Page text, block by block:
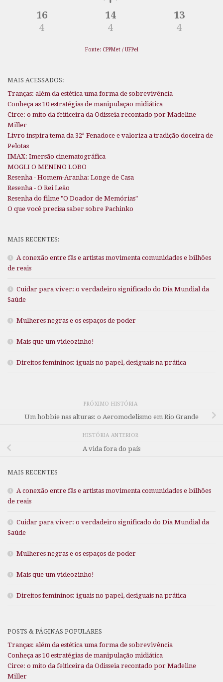
16
4
14
4
13
4
Fonte: CPPMet / UFPel
MAIS ACESSADOS:
Tranças: além da estética uma forma de sobrevivência
Conheça as 10 estratégias de manipulação midiática
Circe: o mito da feiticeira da Odisseia recontado por Madeline
Miller
Livro inspira tema da 32ª Fenadoce e valoriza a tradição doceira de
Pelotas
IMAX: Imersão cinematográfica
MOGLI O MENINO LOBO
Resenha - Homem-Aranha: Longe de Casa
Resenha - O Rei Leão
Resenha do filme "O Doador de Memórias"
O que você precisa saber sobre Pachinko
MAIS RECENTES:
A conexão entre fãs e artistas movimenta comunidades e bilhões
de reais
Cuidar para viver: o verdadeiro significado do Dia Mundial da
Saúde
Mulheres negras e os espaços de poder
Mais que um videozinho!
Direitos femininos: iguais no papel, desiguais na prática
PRÓXIMO HISTÓRIA
Um hobbie nas alturas: o Aeromodelismo em Rio Grande
HISTÓRIA ANTERIOR
A vida fora do país
MAIS RECENTES
A conexão entre fãs e artistas movimenta comunidades e bilhões
de reais
Cuidar para viver: o verdadeiro significado do Dia Mundial da
Saúde
Mulheres negras e os espaços de poder
Mais que um videozinho!
Direitos femininos: iguais no papel, desiguais na prática
POSTS & PÁGINAS POPULARES
Tranças: além da estética uma forma de sobrevivência
Conheça as 10 estratégias de manipulação midiática
Circe: o mito da feiticeira da Odisseia recontado por Madeline
Miller